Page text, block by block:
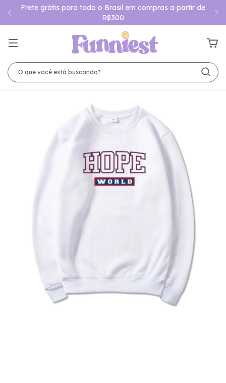
Frete grátis para todo o Brasil em compras a partir de
R$300